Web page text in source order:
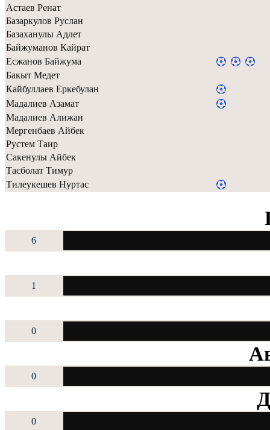
Астаев Ренат
Базаркулов Руслан
Базаханулы Адлет
Байжуманов Кайрат
Есжанов Байжума
Бакыт Медет
Кайбуллаев Еркебулан
Мадалиев Азамат
Мадалиев Алижан
Мергенбаев Айбек
Рустем Таир
Сакенулы Айбек
Тасболат Тимур
Тилеукешев Нуртас
6
1
0
0
0